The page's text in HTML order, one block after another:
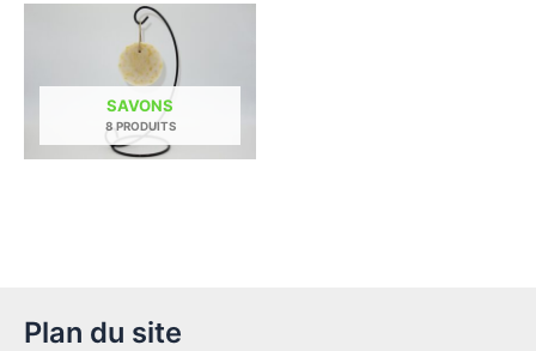
SAVONS
8 PRODUITS
Plan du site